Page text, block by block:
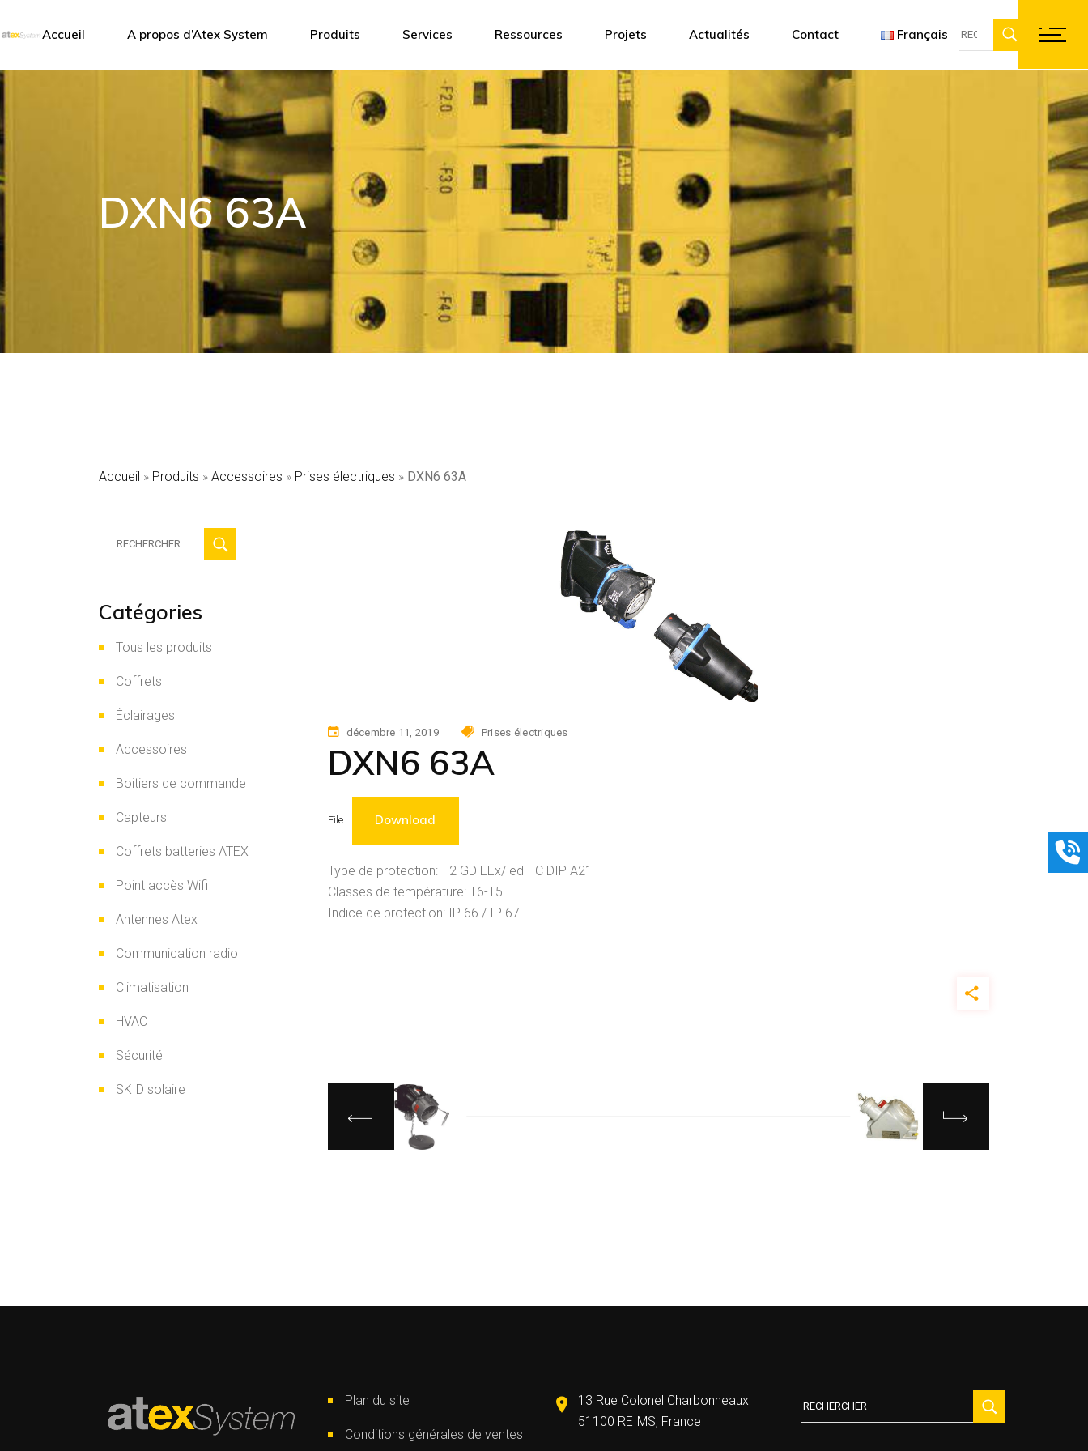
Accueil A propos d’Atex System
Nos partenaires
Produits
Coffrets
Éclairages
Boitiers de commande
Capteurs
Coffrets batteries ATEX
Point accès Wifi
Antennes Atex
Communication radio
Climatisation
Services
Ingénierie & Management
Ressources
Logiciel de conception 3D
Certifications
Projets Actualités Contact Français
Recherche
:
Atex System
Coffrets
Accessoires
Boitiers de commande
Capteurs
Coffrets batteries ATEX
Point accès Wifi
Antennes Atex
Climatisation
HVAC
Sécurité
Ingénierie & ManagementLogiciel de conception 3D
Français
DXN6 63A
Accueil » Produits » Accessoires » Prises électriques » DXN6 63A
décembre 11, 2019 Prises électriques
DXN6 63A
File Download
Type de protection:II 2 GD EEx/ ed IIC DIP A21
Classes de température: T6-T5
Indice de protection: IP 66 / IP 67
Catégories
Tous les produits
Coffrets
Éclairages
Accessoires
Boitiers de commande
Capteurs
Coffrets batteries ATEX
Point accès Wifi
Antennes Atex
Communication radio
Climatisation
HVAC
Sécurité
SKID solaire
Plan du site
Conditions générales de ventes
13 Rue Colonel Charbonneaux
51100 REIMS, France